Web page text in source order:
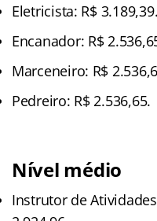
Eletricista: R$ 3.189,39.
Encanador: R$
Marceneiro: R$
Pedreiro: R$ 2.536,65.
Nível médio
Instrutor de